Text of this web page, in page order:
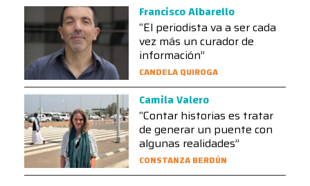
Francisco Albarello
“El periodista va a ser cada
vez más un curador de
información”
CANDELA QUIROGA
Camila Valero
“Contar historias es tratar
de generar un puente con
algunas realidades”
CONSTANZA BERDÚN